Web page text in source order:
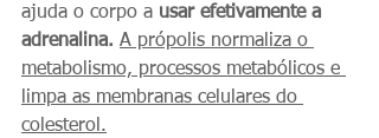
ajuda o corpo a usar efetivamente a
adrenalina. A própolis normaliza o
metabolismo, processos metabólicos e
limpa as membranas celulares do
colesterol.